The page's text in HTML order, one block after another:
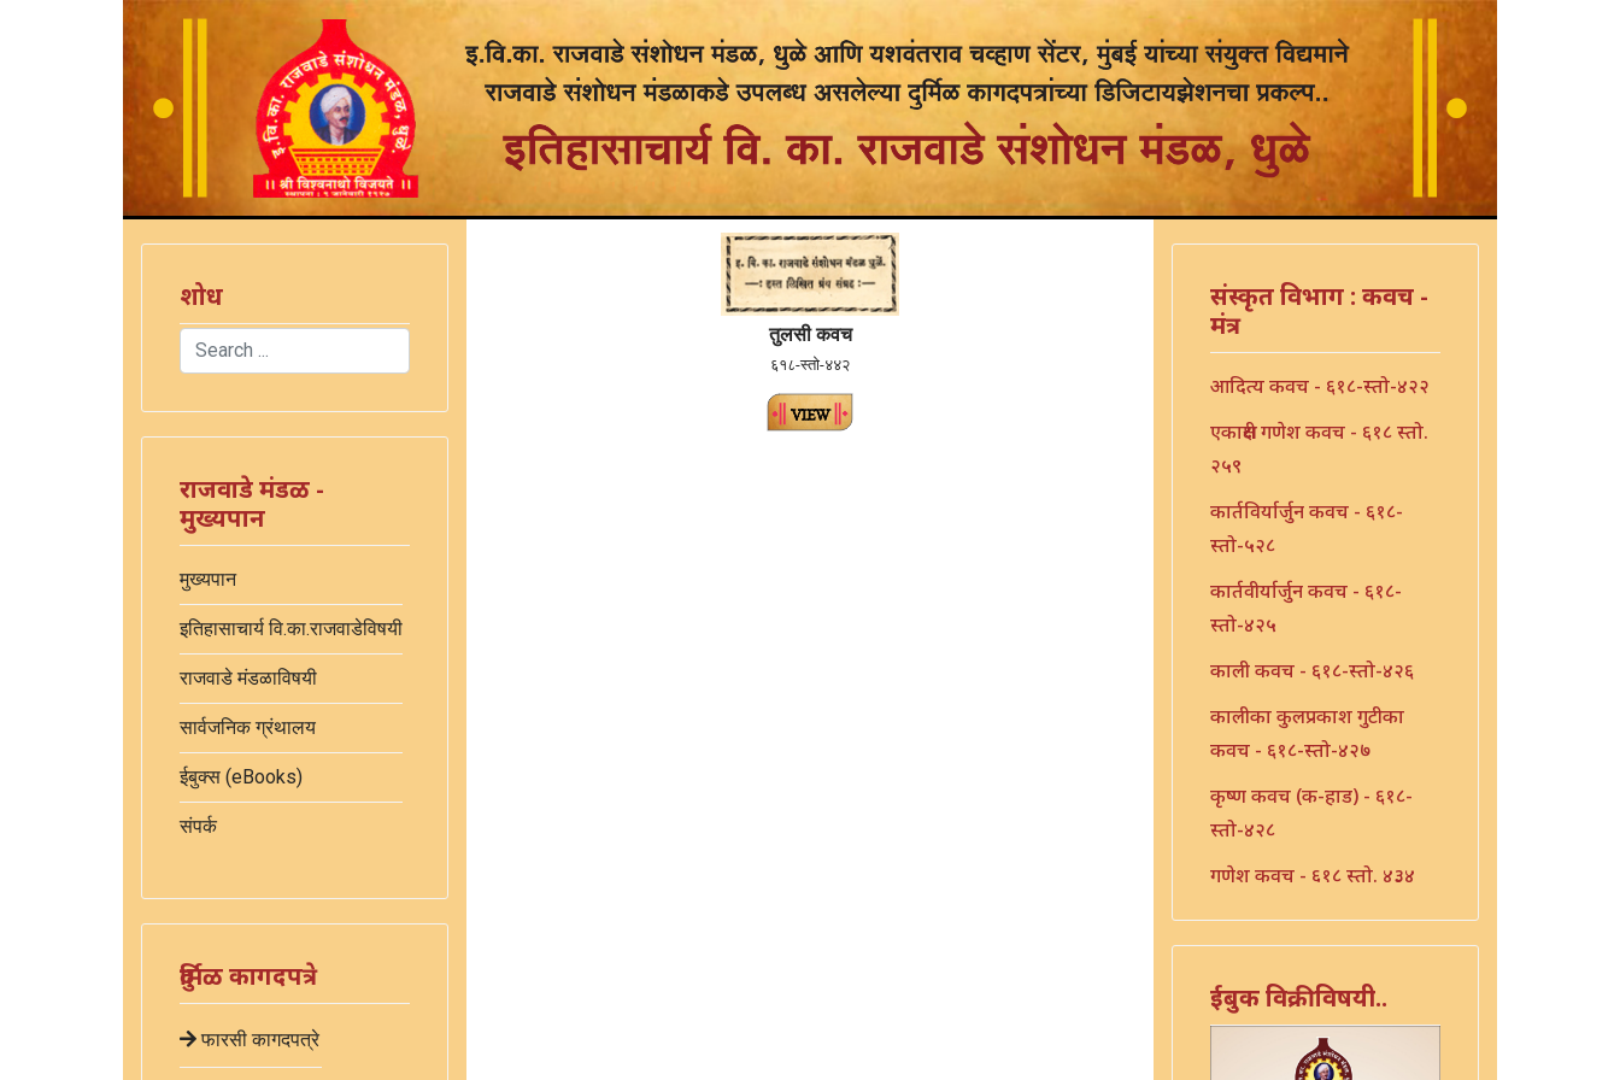
शोध
Search
राजवाडे मंडळ -
मुख्यपान
मुख्यपान
इतिहासाचार्य वि.का.राजवाडेविषयी
राजवाडे मंडळाविषयी
सार्वजनिक ग्रंथालय
ईबुक्स (eBooks)
संपर्क
दुर्मिळ कागदपत्रे
फारसी कागदपत्रे
तुलसी कवच
६१८-स्तो-४४२
संस्कृत विभाग : कवच -
मंत्र
आदित्य कवच - ६१८-स्तो-४२२
एकाक्षरी गणेश कवच - ६१८ स्तो.
२५९
कार्तविर्यार्जुन कवच - ६१८-
स्तो-५२८
कार्तवीर्यार्जुन कवच - ६१८-
स्तो-४२५
काली कवच - ६१८-स्तो-४२६
कालीका कुलप्रकाश गुटीका
कवच - ६१८-स्तो-४२७
कृष्ण कवच (क-हाड) - ६१८-
स्तो-४२८
गणेश कवच - ६१८ स्तो. ४३४
गणेश सहस्त्रनाम - ६१८ स्तो.
२९९
गायत्री कवच - ६१८-स्तो-४३९
गायत्री कवच - ६१८-स्तो-४४०
ईबुक विक्रीविषयी..